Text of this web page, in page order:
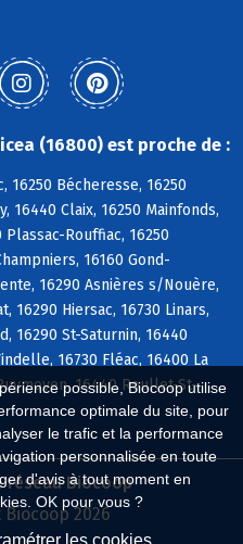
possible, Biocoop utilise
optimale du site, pour
le trafic et la performance
personnalisée en toute
d'avis à tout moment en
OK pour vous ?
les cookies
(16800) est proche de :
16250 Bécheresse, 16250
16440 Claix, 16250 Mainfonds,
Rouffiac, 16250
16160 Gond-
16290 Asnières s/Nouère,
16290 Hiersac, 16730 Linars,
16290 St-Saturnin, 16440
16730 Fléac, 16400 La
16440 Roullet-St-
réseau Biocoop
2026